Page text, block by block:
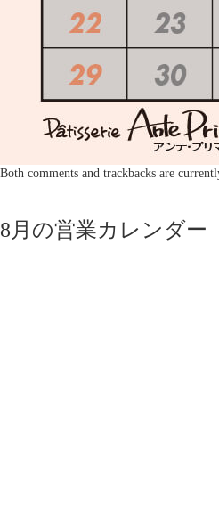
Both comments and trackbacks are
8月の営業カレンダー